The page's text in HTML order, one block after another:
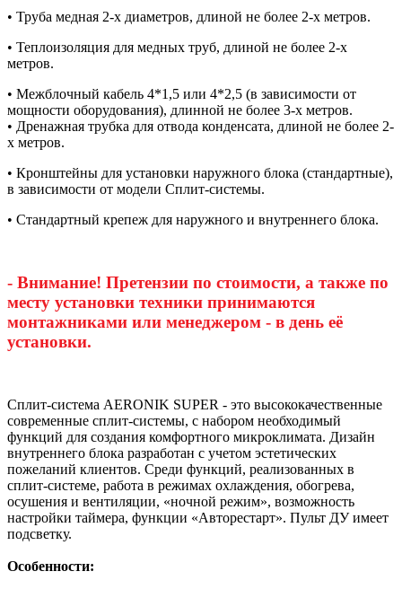
• Труба медная 2-х диаметров, длиной не более 2-х метров.
• Теплоизоляция для медных труб, длиной не более 2-х
метров.
• Межблочный кабель 4*1,5 или 4*2,5 (в зависимости от
мощности оборудования), длинной не более 3-х метров.
• Дренажная трубка для отвода конденсата, длиной не более 2-
х метров.
• Кронштейны для установки наружного блока (стандартные),
в зависимости от модели Сплит-системы.
• Стандартный крепеж для наружного и внутреннего блока.
- Внимание! Претензии по стоимости, а также по
месту установки техники принимаются
монтажниками или менеджером - в день её
установки.
Сплит-система AERONIK SUPER - это высококачественные
современные сплит-системы, с набором необходимый
функций для создания комфортного микроклимата. Дизайн
внутреннего блока разработан с учетом эстетических
пожеланий клиентов. Среди функций, реализованных в
сплит-системе, работа в режимах охлаждения, обогрева,
осушения и вентиляции, «ночной режим», возможность
настройки таймера, функции «Авторестарт». Пульт ДУ имеет
подсветку.
Особенности: